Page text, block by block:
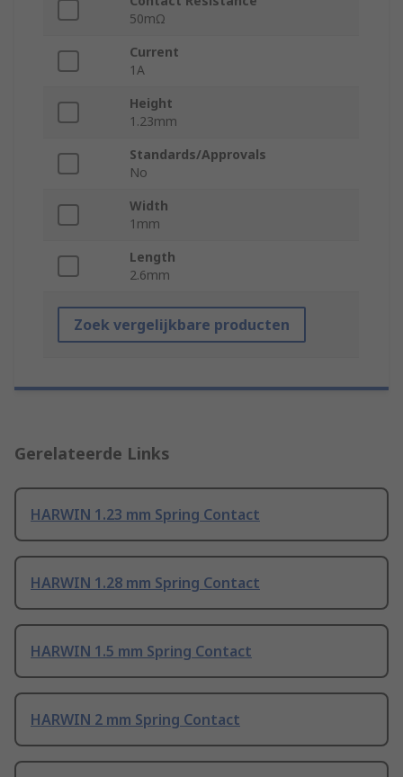
50mΩ
Current
1A
Height
1.23mm
Standards/Approvals
No
Width
1mm
Length
2.6mm
Zoek vergelijkbare producten
Gerelateerde Links
HARWIN 1.23 mm Spring Contact
HARWIN 1.28 mm Spring Contact
HARWIN 1.5 mm Spring Contact
HARWIN 2 mm Spring Contact